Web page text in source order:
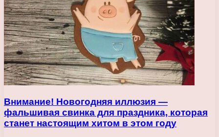
Внимание! Новогодняя иллюзия —
фальшивая свинка для праздника, которая
станет настоящим хитом в этом году